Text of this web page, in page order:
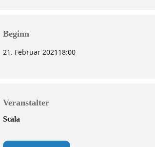
Beginn
21. Februar 2021 18:00
Veranstalter
Scala